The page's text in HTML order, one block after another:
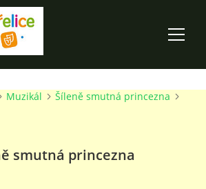
Muzikál
Šíleně smutná princezna
smutná princezna